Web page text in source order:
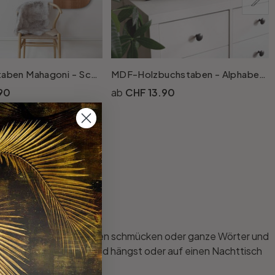
Holzbuchstaben Mahagoni - Schriftart Swiss MDF-Holzbuchstaben - Alphabet Courier
CHF 13.90
mit deinen Initialen schmücken oder ganze Wörter und
du sie an die Wand hängst oder auf einen Nachttisch